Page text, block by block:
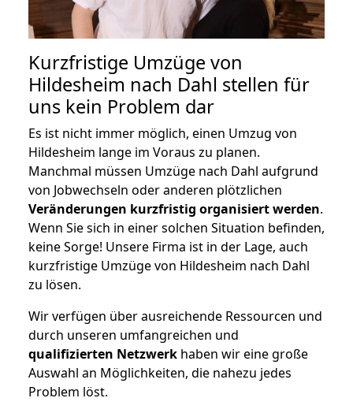
Kurzfristige Umzüge von
Hildesheim nach Dahl stellen für
uns kein Problem dar
Es ist nicht immer möglich, einen Umzug von
Hildesheim lange im Voraus zu planen.
Manchmal müssen Umzüge nach Dahl aufgrund
von Jobwechseln oder anderen plötzlichen
Veränderungen kurzfristig organisiert werden.
Wenn Sie sich in einer solchen Situation befinden,
keine Sorge! Unsere Firma ist in der Lage, auch
kurzfristige Umzüge von Hildesheim nach Dahl
zu lösen.
Wir verfügen über ausreichende Ressourcen und
durch unseren umfangreichen und
qualifizierten Netzwerk haben wir eine große
Auswahl an Möglichkeiten, die nahezu jedes
Problem löst.